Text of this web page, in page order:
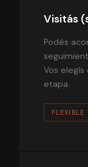
Visitás
Podés
Vos
etapa.
FLEXIBLE